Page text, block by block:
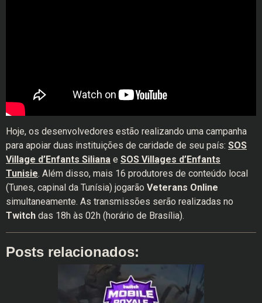
Hoje, os desenvolvedores estão realizando uma campanha
para apoiar duas instituições de caridade de seu país: SOS
Village d’Enfants Siliana e SOS Villages d’Enfants
Tunisie. Além disso, mais 16 produtores de conteúdo local
(Tunes, capinal da Tunísia) jogarão Veterans Online
simultaneamente. As transmissões serão realizadas no
Twitch das 18h às 02h (horário de Brasília).
Posts relacionados: